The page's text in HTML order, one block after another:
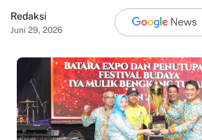
Redaksi
Juni 29, 2026